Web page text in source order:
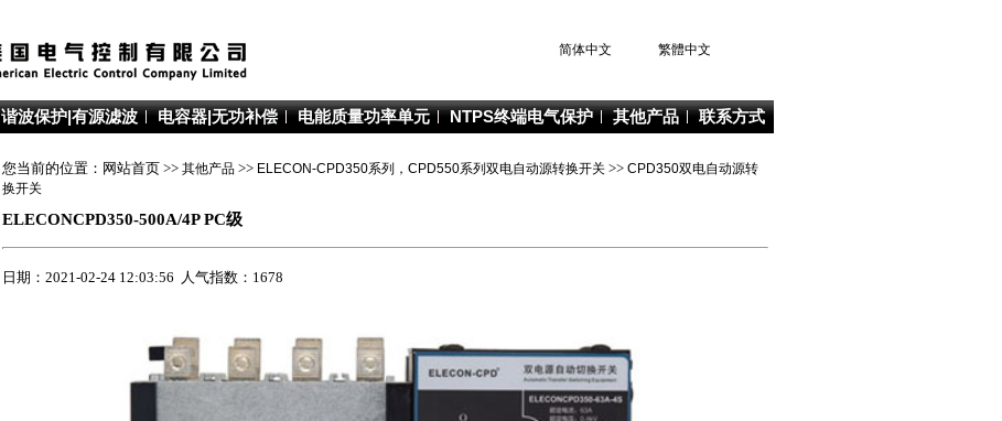
简体中文 繁體中文
谐波保护|有源滤波 电容器|无功补偿 电能质量功率单元 NTPS终端电气保护 其他产品 联系方式
您当前的位置：网站首页 >> 其他产品 >> ELECON-CPD350系列，CPD550系列双电自动源转换开关 >> CPD350双电自动源转
换开关
ELECONCPD350-500A/4P PC级
日期：2021-02-24 12:03:56 人气指数：1678